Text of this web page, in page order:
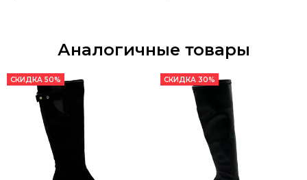
Аналогичные товары
СКИДКА 50% СКИДКА 30%